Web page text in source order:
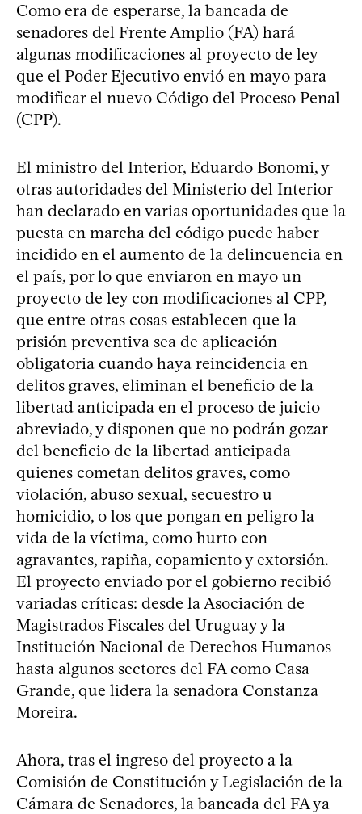
Como era de esperarse, la bancada de
senadores del Frente Amplio (FA) hará
algunas modificaciones al proyecto de ley
que el Poder Ejecutivo envió en mayo para
modificar el nuevo Código del Proceso Penal
(CPP).
El ministro del Interior, Eduardo Bonomi, y
otras autoridades del Ministerio del Interior
han declarado en varias oportunidades que la
puesta en marcha del código puede haber
incidido en el aumento de la delincuencia en
el país, por lo que enviaron en mayo un
proyecto de ley con modificaciones al CPP,
que entre otras cosas establecen que la
prisión preventiva sea de aplicación
obligatoria cuando haya reincidencia en
delitos graves, eliminan el beneficio de la
libertad anticipada en el proceso de juicio
abreviado, y disponen que no podrán gozar
del beneficio de la libertad anticipada
quienes cometan delitos graves, como
violación, abuso sexual, secuestro u
homicidio, o los que pongan en peligro la
vida de la víctima, como hurto con
agravantes, rapiña, copamiento y extorsión.
El proyecto enviado por el gobierno recibió
variadas críticas: desde la Asociación de
Magistrados Fiscales del Uruguay y la
Institución Nacional de Derechos Humanos
hasta algunos sectores del FA como Casa
Grande, que lidera la senadora Constanza
Moreira.
Ahora, tras el ingreso del proyecto a la
Comisión de Constitución y Legislación de la
Cámara de Senadores, la bancada del FA ya